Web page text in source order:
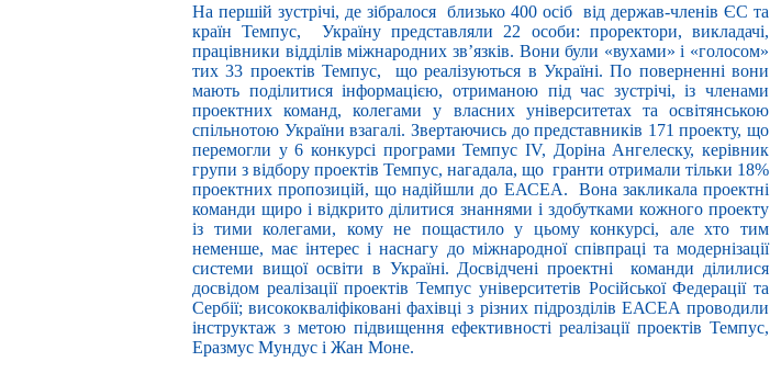
На першій зустрічі, де зібралося близько 400 осіб від держав-членів ЄС та
країн Темпус, Україну представляли 22 особи: проректори, викладачі,
працівники відділів міжнародних зв’язків. Вони були «вухами» і «голосом»
тих 33 проектів Темпус, що реалізуються в Україні. По поверненні вони
мають поділитися інформацією, отриманою під час зустрічі, із членами
проектних команд, колегами у власних університетах та освітянською
спільнотою України взагалі. Звертаючись до представників 171 проекту, що
перемогли у 6 конкурсі програми Темпус IV, Доріна Ангелеску, керівник
групи з відбору проектів Темпус, нагадала, що гранти отримали тільки 18%
проектних пропозицій, що надійшли до ЕАСЕА. Вона закликала проектні
команди щиро і відкрито ділитися знаннями і здобутками кожного проекту
із тими колегами, кому не пощастило у цьому конкурсі, але хто тим
неменше, має інтерес і наснагу до міжнародної співпраці та модернізації
системи вищої освіти в Україні. Досвідчені проектні команди ділилися
досвідом реалізації проектів Темпус університетів Російської Федерації та
Сербії; висококваліфіковані фахівці з різних підрозділів ЕАСЕА проводили
інструктаж з метою підвищення ефективності реалізації проектів Темпус,
Еразмус Мундус і Жан Моне.